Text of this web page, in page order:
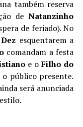
também reserva
deNatanzinho
de feriado). No
esquentarem a
comandam a festa
e oFilho do
público presente.
será anunciada